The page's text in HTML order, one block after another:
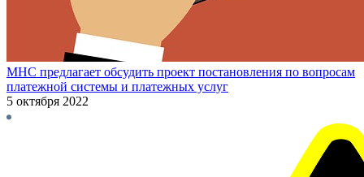
МНС предлагает обсудить проект постановления по вопросам
платежной системы и платежных услуг
5 октября 2022